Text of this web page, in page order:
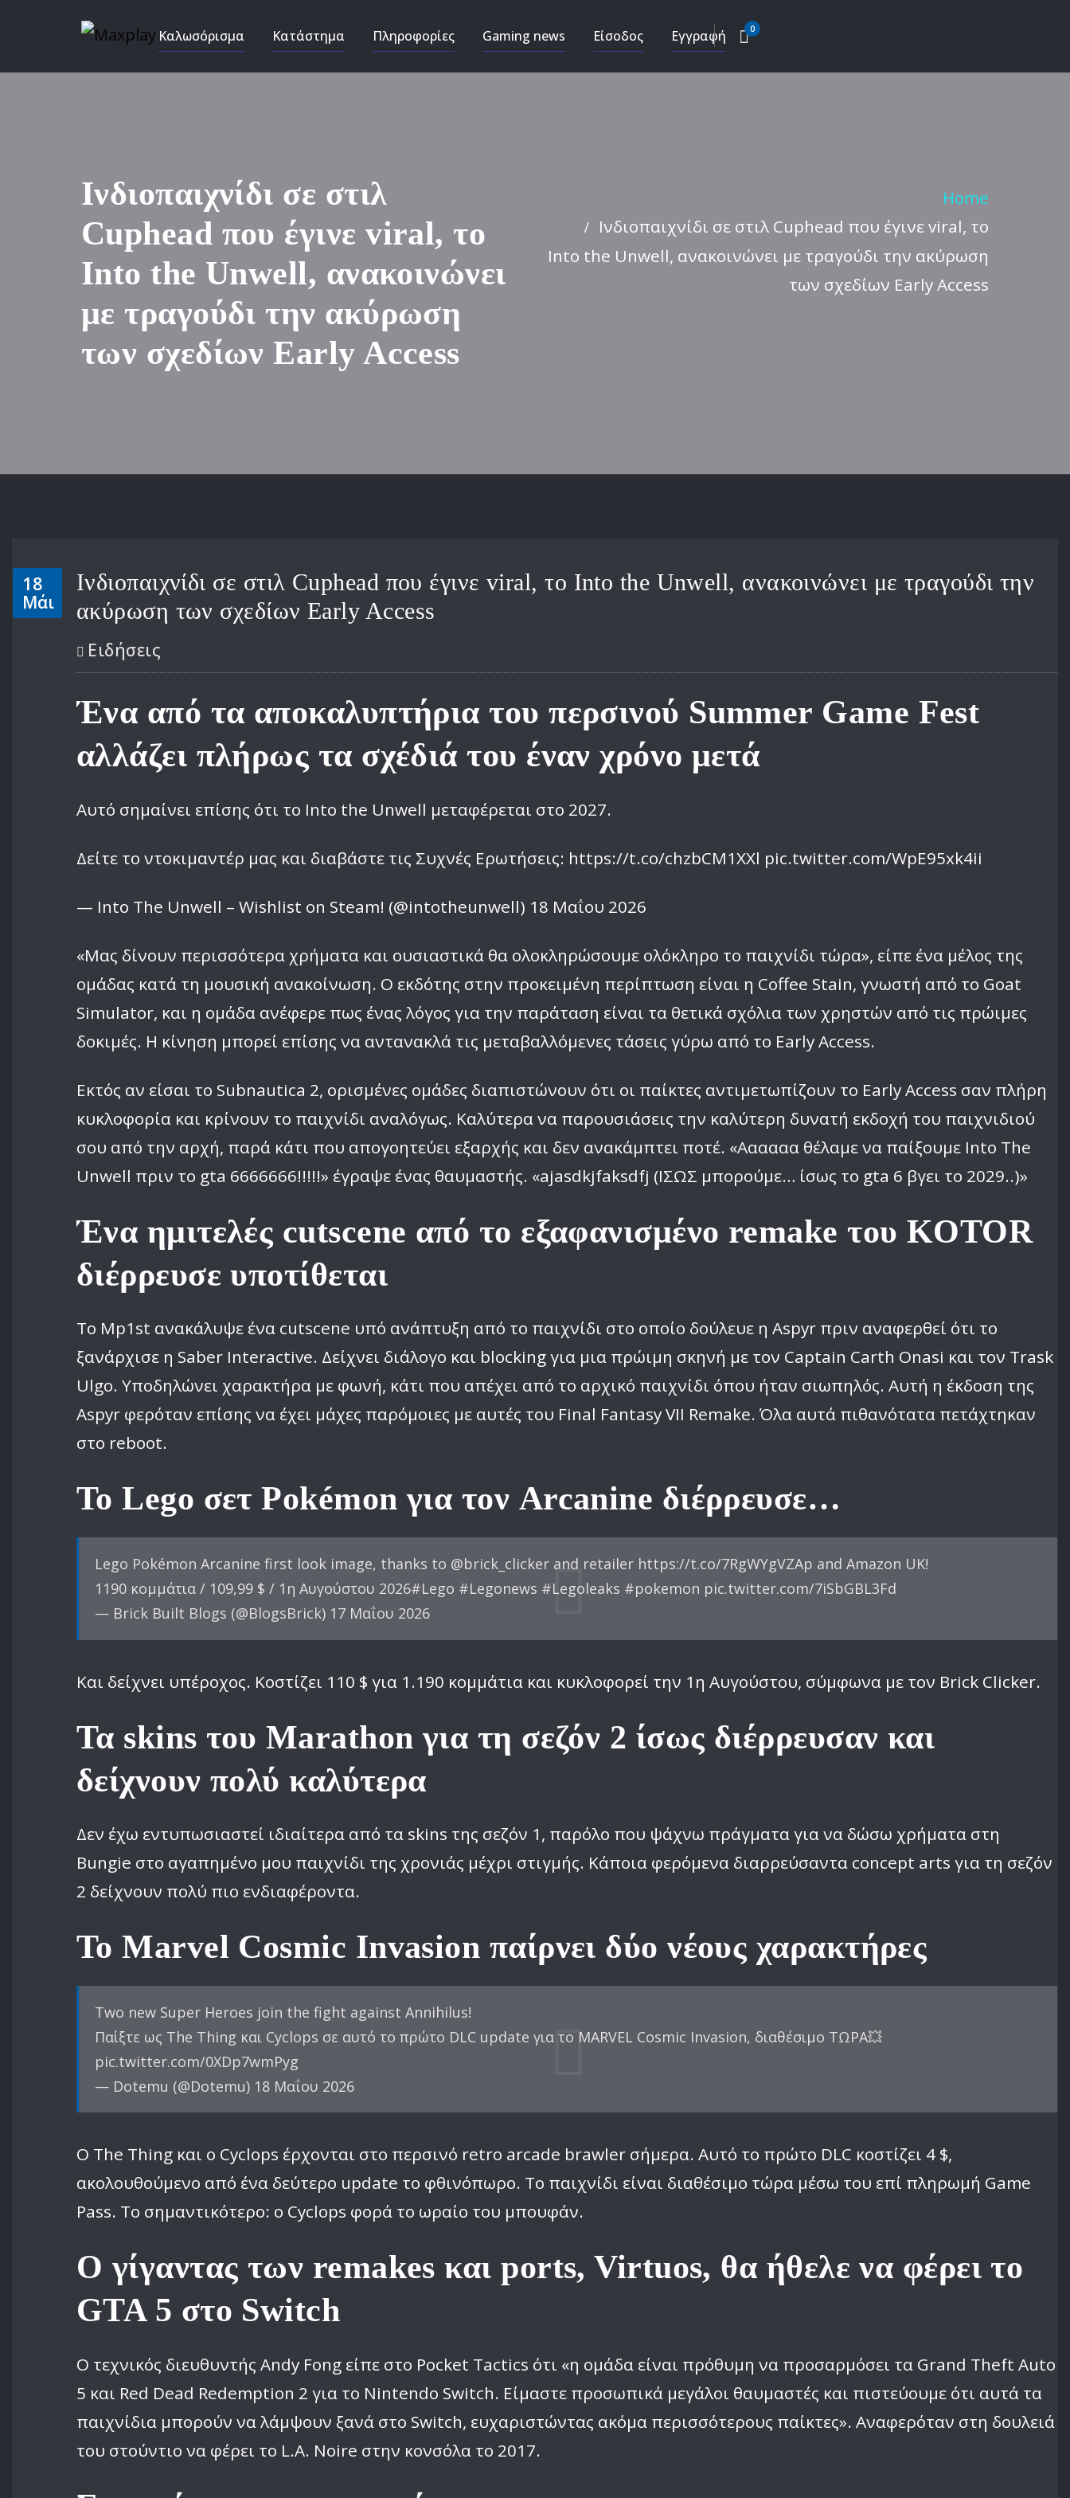
Καλωσόρισμα Κατάστημα Πληροφορίες Gaming news Είσοδος Εγγραφή 0
Ινδιοπαιχνίδι σε στιλ
Cuphead που έγινε viral, το
Into the Unwell, ανακοινώνει
με τραγούδι την ακύρωση
των σχεδίων Early Access
Home
Ινδιοπαιχνίδι σε στιλ Cuphead που έγινε viral, το
Into the Unwell, ανακοινώνει με τραγούδι την ακύρωση
των σχεδίων Early Access
18
Μάι
Ινδιοπαιχνίδι σε στιλ Cuphead που έγινε viral, το Into the Unwell, ανακοινώνει με τραγούδι την
ακύρωση των σχεδίων Early Access
Ειδήσεις
Ένα από τα αποκαλυπτήρια του περσινού Summer Game Fest
αλλάζει πλήρως τα σχέδιά του έναν χρόνο μετά
Αυτό σημαίνει επίσης ότι το Into the Unwell μεταφέρεται στο 2027.
Δείτε το ντοκιμαντέρ μας και διαβάστε τις Συχνές Ερωτήσεις: https://t.co/chzbCM1XXl pic.twitter.com/WpE95xk4ii
— Into The Unwell – Wishlist on Steam! (@intotheunwell) 18 Μαΐου 2026
«Μας δίνουν περισσότερα χρήματα και ουσιαστικά θα ολοκληρώσουμε ολόκληρο το παιχνίδι τώρα», είπε ένα μέλος της
ομάδας κατά τη μουσική ανακοίνωση. Ο εκδότης στην προκειμένη περίπτωση είναι η Coffee Stain, γνωστή από το Goat
Simulator, και η ομάδα ανέφερε πως ένας λόγος για την παράταση είναι τα θετικά σχόλια των χρηστών από τις πρώιμες
δοκιμές. Η κίνηση μπορεί επίσης να αντανακλά τις μεταβαλλόμενες τάσεις γύρω από το Early Access.
Εκτός αν είσαι το Subnautica 2, ορισμένες ομάδες διαπιστώνουν ότι οι παίκτες αντιμετωπίζουν το Early Access σαν πλήρη
κυκλοφορία και κρίνουν το παιχνίδι αναλόγως. Καλύτερα να παρουσιάσεις την καλύτερη δυνατή εκδοχή του παιχνιδιού
σου από την αρχή, παρά κάτι που απογοητεύει εξαρχής και δεν ανακάμπτει ποτέ. «Αααααα θέλαμε να παίξουμε Into The
Unwell πριν το gta 6666666!!!!!» έγραψε ένας θαυμαστής. «ajasdkjfaksdfj (ΙΣΩΣ μπορούμε… ίσως το gta 6 βγει το 2029..)»
Ένα ημιτελές cutscene από το εξαφανισμένο remake του KOTOR
διέρρευσε υποτίθεται
Το Mp1st ανακάλυψε ένα cutscene υπό ανάπτυξη από το παιχνίδι στο οποίο δούλευε η Aspyr πριν αναφερθεί ότι το
ξανάρχισε η Saber Interactive. Δείχνει διάλογο και blocking για μια πρώιμη σκηνή με τον Captain Carth Onasi και τον Trask
Ulgo. Υποδηλώνει χαρακτήρα με φωνή, κάτι που απέχει από το αρχικό παιχνίδι όπου ήταν σιωπηλός. Αυτή η έκδοση της
Aspyr φερόταν επίσης να έχει μάχες παρόμοιες με αυτές του Final Fantasy VII Remake. Όλα αυτά πιθανότατα πετάχτηκαν
στο reboot.
Το Lego σετ Pokémon για τον Arcanine διέρρευσε…
Lego Pokémon Arcanine first look image, thanks to @brick_clicker and retailer https://t.co/7RgWYgVZAp and Amazon UK!
1190 κομμάτια / 109,99 $ / 1η Αυγούστου 2026#Lego #Legonews #Legoleaks #pokemonㅤㅤㅤ pic.twitter.com/7iSbGBL3Fd
— Brick Built Blogs (@BlogsBrick) 17 Μαΐου 2026
Και δείχνει υπέροχος. Κοστίζει 110 $ για 1.190 κομμάτια και κυκλοφορεί την 1η Αυγούστου, σύμφωνα με τον Brick Clicker.
Τα skins του Marathon για τη σεζόν 2 ίσως διέρρευσαν και
δείχνουν πολύ καλύτερα
Δεν έχω εντυπωσιαστεί ιδιαίτερα από τα skins της σεζόν 1, παρόλο που ψάχνω πράγματα για να δώσω χρήματα στη
Bungie στο αγαπημένο μου παιχνίδι της χρονιάς μέχρι στιγμής. Κάποια φερόμενα διαρρεύσαντα concept arts για τη σεζόν
2 δείχνουν πολύ πιο ενδιαφέροντα.
Το Marvel Cosmic Invasion παίρνει δύο νέους χαρακτήρες
Two new Super Heroes join the fight against Annihilus!
Παίξτε ως The Thing και Cyclops σε αυτό το πρώτο DLC update για το MARVEL Cosmic Invasion, διαθέσιμο ΤΩΡΑ💥
pic.twitter.com/0XDp7wmPyg
— Dotemu (@Dotemu) 18 Μαΐου 2026
Ο The Thing και ο Cyclops έρχονται στο περσινό retro arcade brawler σήμερα. Αυτό το πρώτο DLC κοστίζει 4 $,
ακολουθούμενο από ένα δεύτερο update το φθινόπωρο. Το παιχνίδι είναι διαθέσιμο τώρα μέσω του επί πληρωμή Game
Pass. Το σημαντικότερο: ο Cyclops φορά το ωραίο του μπουφάν.
Ο γίγαντας των remakes και ports, Virtuos, θα ήθελε να φέρει το
GTA 5 στο Switch
Ο τεχνικός διευθυντής Andy Fong είπε στο Pocket Tactics ότι «η ομάδα είναι πρόθυμη να προσαρμόσει τα Grand Theft Auto
5 και Red Dead Redemption 2 για το Nintendo Switch. Είμαστε προσωπικά μεγάλοι θαυμαστές και πιστεύουμε ότι αυτά τα
παιχνίδια μπορούν να λάμψουν ξανά στο Switch, ευχαριστώντας ακόμα περισσότερους παίκτες». Αναφερόταν στη δουλειά
του στούντιο να φέρει το L.A. Noire στην κονσόλα το 2017.